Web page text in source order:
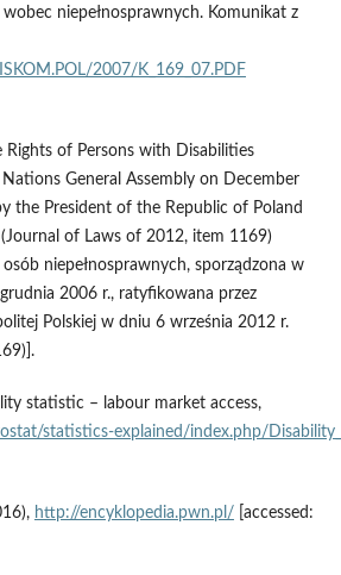
niepełnosprawnych. Komunikat z
2007/K_169_07.PDF
Rights of Persons with Disabilities
General Assembly on December
the President of the Republic of Poland
of Laws of 2012, item 1169)
niepełnosprawnych, sporządzona w
2006 r., ratyfikowana przez
Polskiej w dniu 6 września 2012 r.
statistic – labour market access,
statistics‑explained/index.php/
http://encyklopedia.pwn.pl/ [accessed: